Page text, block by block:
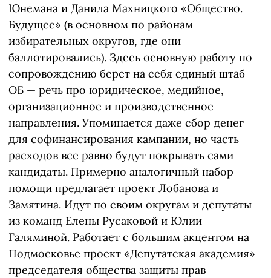
Юнемана и Данила Махницкого «Общество.
Будущее» (в основном по районам
избирательных округов, где они
баллотировались). Здесь основную работу по
сопровождению берет на себя единый штаб
ОБ — речь про юридическое, медийное,
организационное и производственное
направления. Упоминается даже сбор денег
для софинансирования кампании, но часть
расходов все равно будут покрывать сами
кандидаты. Примерно аналогичный набор
помощи предлагает проект Лобанова и
Замятина. Идут по своим округам и депутаты
из команд Елены Русаковой и Юлии
Галяминой. Работает с большим акцентом на
Подмосковье проект «Депутатская академия»
председателя общества защиты прав